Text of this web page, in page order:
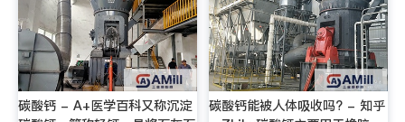
碳酸钙 - A+医学百科又称沉淀
碳酸钙能被人体吸收吗? - 知乎